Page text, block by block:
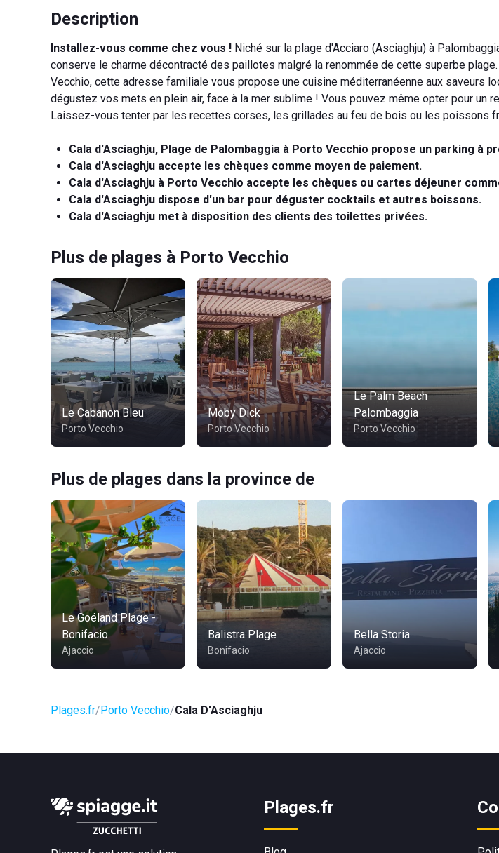
Description
Installez-vous comme chez vous ! Niché sur la plage d'Acciaro (Asciaghju) à
conserve le charme décontracté des paillotes malgré la renommée de cette superbe
Vecchio, cette adresse familiale vous propose une cuisine méditerranéenne aux saveurs
dégustez vos mets en plein air, face à la mer sublime ! Vous pouvez même opter pour un
Laissez-vous tenter par les recettes corses, les grillades au feu de bois ou les poissons
Cala d'Asciaghju, Plage de Palombaggia à Porto Vecchio propose un parking à
Cala d'Asciaghju accepte les chèques comme moyen de paiement.
Cala d'Asciaghju à Porto Vecchio accepte les chèques ou cartes déjeuner
Cala d'Asciaghju dispose d'un bar pour déguster cocktails et autres boissons.
Cala d'Asciaghju met à disposition des clients des toilettes privées.
Plus de plages à Porto Vecchio
Le Cabanon Bleu
Porto Vecchio
Moby Dick
Porto Vecchio
Le Palm Beach
Palombaggia
Porto Vecchio
Plus de plages dans la province de
Le Goéland Plage -
Bonifacio
Ajaccio
Balistra Plage
Bonifacio
Bella Storia
Ajaccio
Plages.fr Porto Vecchio Cala D'Asciaghju
Plages.fr